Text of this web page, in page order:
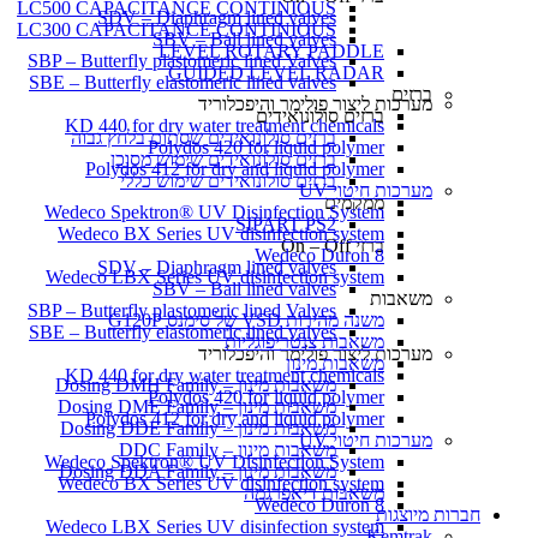
LC500 CAPACITANCE CONTINIOUS
LC300 CAPACITANCE CONTINIOUS
LEVEL ROTARY PADDLE
GUIDED LEVEL RADAR
ברזים
ברזים סולונואידים
ברזים סולונואידים שסתום בלחץ גבוה
ברזים סולונואידים שימוש מסוכן
ברזים סולונואידים שימוש כללי
ממקמים
SIPART PS2
ברזי On – Off
SDV – Diaphragm lined valves
SBV – Ball lined valves
SBP – Butterfly plastomeric lined Valves
SBE – Butterfly elastomeric lined valves
מערכות ליצור פולימר והיפכלוריד
KD 440 for dry water treatment chemicals
Polydos 420 for liquid polymer
Polydos 412 for dry and liquid polymer
מערכות חיטוי UV
Wedeco Spektron® UV Disinfection System
Wedeco BX Series UV disinfection system
Wedeco Duron 8
Wedeco LBX Series UV disinfection system
SDV – Diaphragm lined valves
SBV – Ball lined valves
SBP – Butterfly plastomeric lined Valves
SBE – Butterfly elastomeric lined valves
מערכות ליצור פולימר והיפכלוריד
KD 440 for dry water treatment chemicals
Polydos 420 for liquid polymer
Polydos 412 for dry and liquid polymer
מערכות חיטוי UV
Wedeco Spektron® UV Disinfection System
Wedeco BX Series UV disinfection system
Wedeco Duron 8
Wedeco LBX Series UV disinfection system
משאבות
משנה מהירות VSD של סימנס G120P
משאבות צנטריפוגליות
משאבות מינון
משאבות מינון – Dosing DMH Family
משאבות מינון – Dosing DME Family
משאבות מינון – Dosing DDE Family
משאבות מינון – DDC Family
משאבות מינון – Dosing DDA Family
משאבות דיאפרגמה
חברות מיוצגות